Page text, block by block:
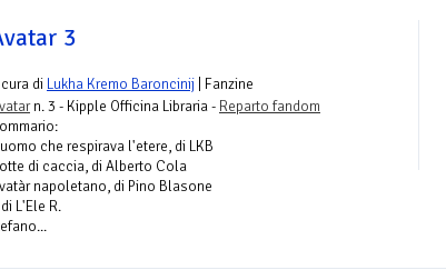
3
di Lukha Kremo Baroncinij | Fanzine
n. 3 - Kipple Officina Libraria - Reparto fandom
che respirava l'etere, di LKB
di caccia, di Alberto Cola
napoletano, di Pino Blasone
L'Ele R.